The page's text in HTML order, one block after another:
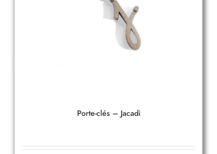
Porte-clés – Jacadi